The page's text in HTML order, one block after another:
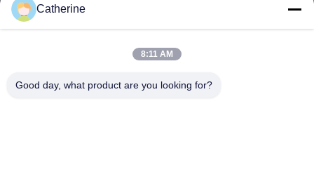
padraic@huayumachine.cn
Catherine
8:11 AM
Good day, what product are you looking for?